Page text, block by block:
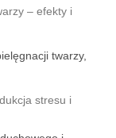
– efekty i
twarzy,
stresu i